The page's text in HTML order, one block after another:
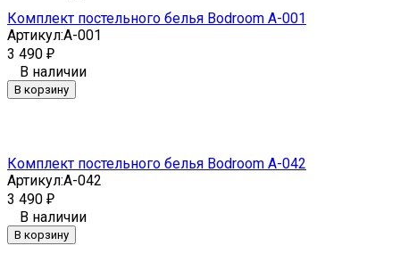
Комплект постельного белья Bodroom A-001
Артикул:A-001
3 490 ₽
В наличии
В корзину
Комплект постельного белья Bodroom A-042
Артикул:A-042
3 490 ₽
В наличии
В корзину